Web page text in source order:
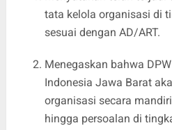
tata kelola organisasi di
sesuai dengan AD/ART.
Menegaskan bahwa
Indonesia Jawa Barat
organisasi secara
hingga persoalan di